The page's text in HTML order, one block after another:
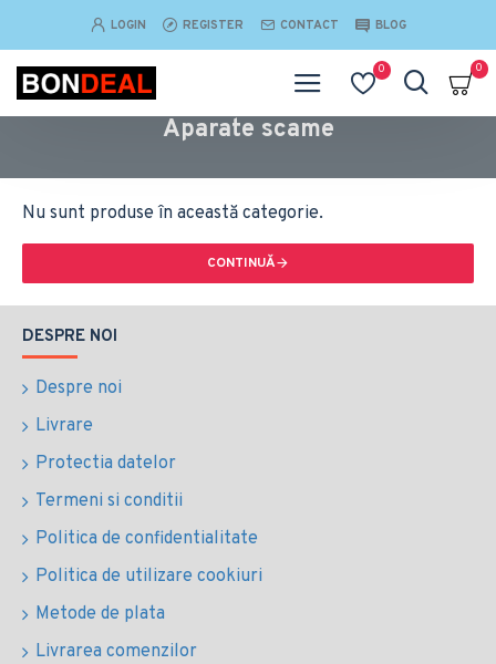
LOGIN REGISTER CONTACT BLOG
0 0
Aparate scame
Nu sunt produse în această categorie.
CONTINUĂ
DESPRE NOI
Despre noi
Livrare
Protectia datelor
Termeni si conditii
Politica de confidentialitate
Politica de utilizare cookiuri
Metode de plata
Livrarea comenzilor